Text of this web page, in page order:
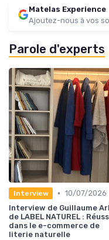
Matelas Experience
Ajoutez-nous à vos
Parole d'experts
Interview • 10/07/2026
Interview de Guillaume
de LABEL NATUREL :
dans le e-commerce de
literie naturelle